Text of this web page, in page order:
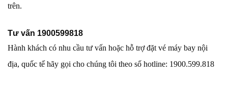
trên.
Tư vấn 1900599818
Hành khách có nhu cầu tư vấn hoặc hỗ trợ đặt vé máy bay nội
địa, quốc tế hãy gọi cho chúng tôi theo số hotline: 1900.599.818